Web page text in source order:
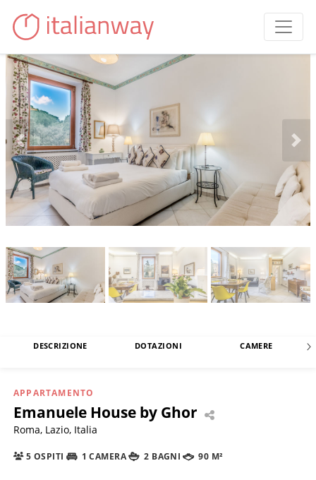
DESCRIZIONE DOTAZIONI CAMERE
APPARTAMENTO
Emanuele House by Ghor
Roma, Lazio, Italia
5 OSPITI 1 CAMERA 2 BAGNI 90 M²